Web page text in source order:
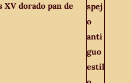
dorado pan de